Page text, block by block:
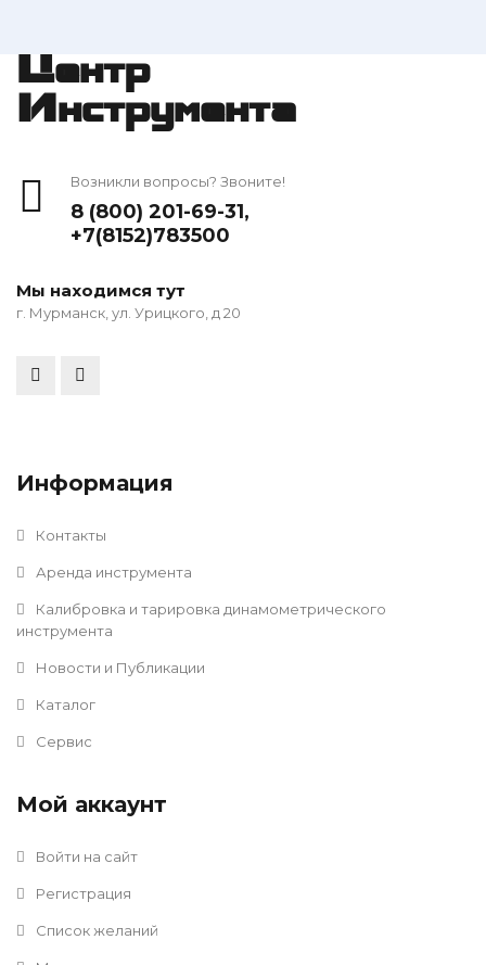
Центр
Инструмента
Возникли вопросы? Звоните!
8 (800) 201-69-31,
+7(8152)783500
Мы находимся тут
г. Мурманск, ул. Урицкого, д 20
Информация
Контакты
Аренда инструмента
Калибровка и тарировка динамометрического
инструмента
Новости и Публикации
Каталог
Сервис
Мой аккаунт
Войти на сайт
Регистрация
Список желаний